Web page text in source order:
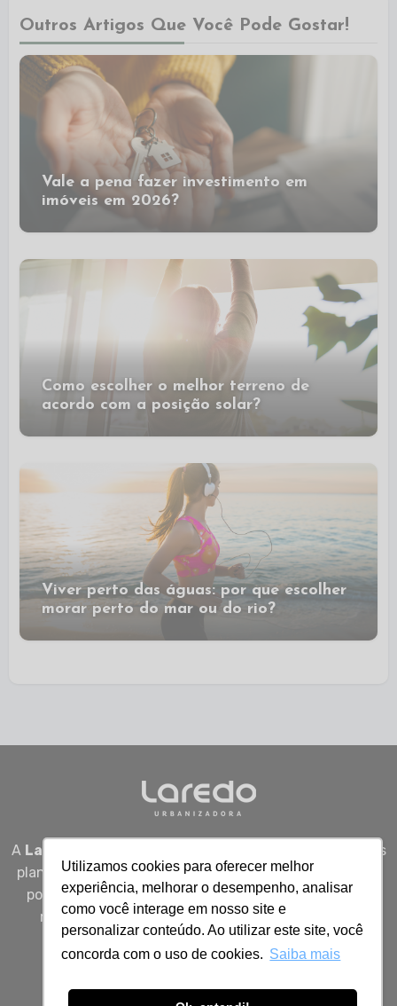
Utilizamos cookies para oferecer melhor
experiência, melhorar o desempenho, analisar
como você interage em nosso site e
personalizar conteúdo. Ao utilizar este site, você
concorda com o uso de cookies. Saiba mais
Outros Artigos Que Você Pode Gostar!
Vale a pena fazer investimento em
imóveis em 2026?
Como escolher o melhor terreno de
acordo com a posição solar?
Viver perto das águas: por que escolher
morar perto do mar ou do rio?
A Laredo Urbanizadora
desenvolve empreendimentos
planejados em Sergipe, unindo qualidade, segurança e
potencial real de valorização para quem busca viver
melhor, investir bem e construir patrimônio com
inteligência.